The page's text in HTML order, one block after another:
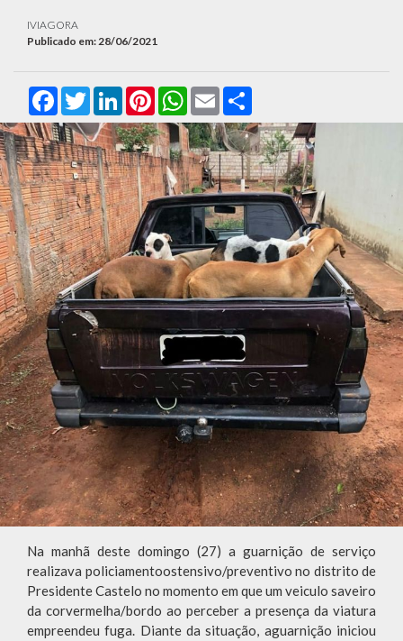
IVIAGORA
Publicado em: 28/06/2021
FacebookTwitterLinkedInPinterestWhatsApp
Email
Na manhã deste domingo (27) a guarnição de serviço
realizava policiamentoostensivo/preventivo no distrito de
Presidente Castelo no momento em que um veiculo saveiro
da corvermelha/bordo ao perceber a presença da viatura
empreendeu fuga. Diante da situação, aguarnição iniciou